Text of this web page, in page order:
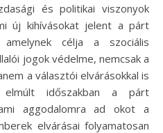
és politikai viszonyok
új kihívásokat jelent a párt
célja a szociális
jogok védelme, nemcsak a
a választói elvárásokkal is
időszakban a párt
aggodalomra ad okot a
elvárásai folyamatosan